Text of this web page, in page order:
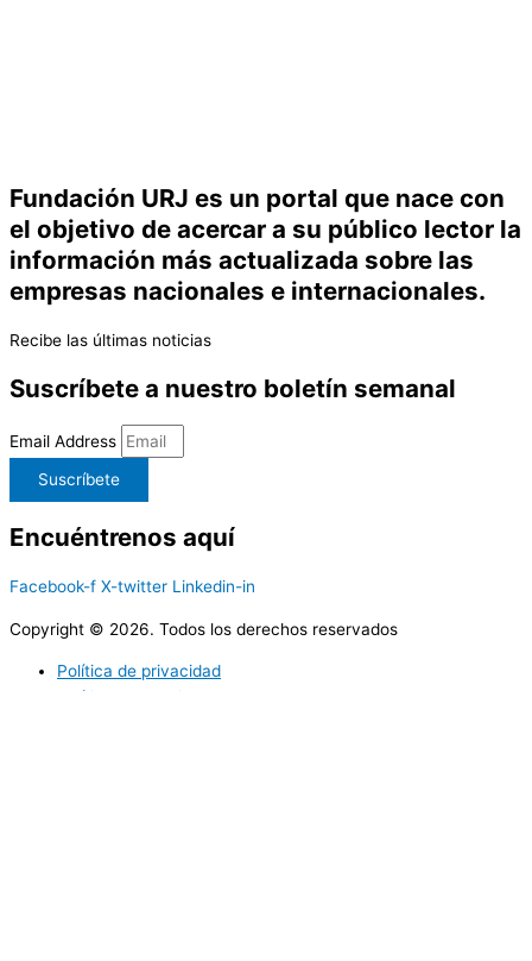
Fundación URJ es un portal que nace con
el objetivo de acercar a su público lector la
información más actualizada sobre las
empresas nacionales e internacionales.
Recibe las últimas noticias
Suscríbete a nuestro boletín semanal
Email Address
Suscríbete
Encuéntrenos aquí
Facebook-f X-twitter Linkedin-in
Copyright © 2026. Todos los derechos reservados
Política de privacidad
Política de cookies